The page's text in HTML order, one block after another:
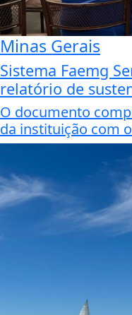
Minas Gerais
Sistema Faemg
relatório de
O documento
da instituição com